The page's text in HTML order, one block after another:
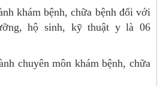
khám bệnh, chữa bệnh đối với
hộ sinh, kỹ thuật y là 06
chuyên môn khám bệnh, chữa